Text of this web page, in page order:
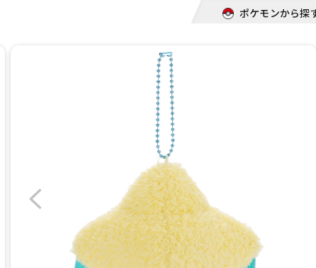
ポケモンから探